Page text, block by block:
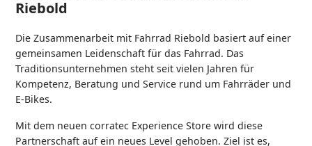
Riebold
Die Zusammenarbeit mit Fahrrad Riebold basiert auf einer
gemeinsamen Leidenschaft für das Fahrrad. Das
Traditionsunternehmen steht seit vielen Jahren für
Kompetenz, Beratung und Service rund um Fahrräder und
E-Bikes.
Mit dem neuen corratec Experience Store wird diese
Partnerschaft auf ein neues Level gehoben. Ziel ist es,